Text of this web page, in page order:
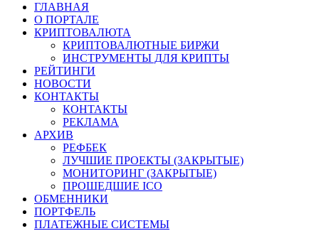
ГЛАВНАЯ
О ПОРТАЛЕ
КРИПТОВАЛЮТА
КРИПТОВАЛЮТНЫЕ БИРЖИ
ИНСТРУМЕНТЫ ДЛЯ КРИПТЫ
РЕЙТИНГИ
НОВОСТИ
КОНТАКТЫ
КОНТАКТЫ
РЕКЛАМА
АРХИВ
РЕФБЕК
ЛУЧШИЕ ПРОЕКТЫ (ЗАКРЫТЫЕ)
МОНИТОРИНГ (ЗАКРЫТЫЕ)
ПРОШЕДШИЕ ICO
ОБМЕННИКИ
ПОРТФЕЛЬ
ПЛАТЕЖНЫЕ СИСТЕМЫ